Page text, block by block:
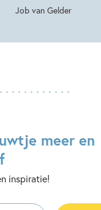
Job van Gelder
meer en
inspiratie!